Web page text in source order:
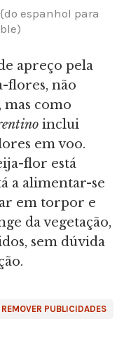
espanhol para
apreço pela
flores, não
mas como
inclui
em voo.
flor está
a alimentar-se
em torpor e
da vegetação,
sem dúvida
REMOVER PUBLICIDADES